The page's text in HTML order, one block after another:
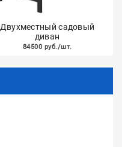
Двухместный садовый
диван
84500 руб./шт.